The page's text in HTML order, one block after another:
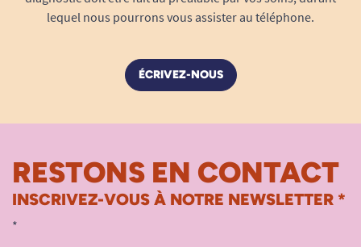
lequel nous pourrons vous assister au téléphone.
ÉCRIVEZ-NOUS
RESTONS EN CONTACT
INSCRIVEZ-VOUS À NOTRE NEWSLETTER *
*